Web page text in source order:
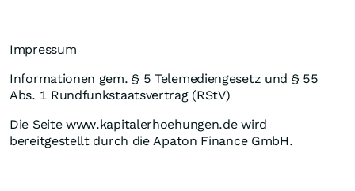
Impressum
Informationen gem. § 5 Telemediengesetz und § 55
Abs. 1 Rundfunkstaatsvertrag (RStV)
Die Seite www.kapitalerhoehungen.de wird
bereitgestellt durch die Apaton Finance GmbH.